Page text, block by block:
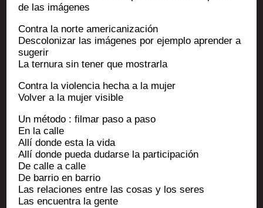
de las imágenes
Contra la norte americanización
Des­co­lo­ni­zar las imá­genes por ejem­plo apren­der a
sugerir
La ter­nu­ra sin tener que mostrarla
Contra la vio­len­cia hecha a la mujer
Vol­ver a la mujer visible
Un méto­do : fil­mar paso a paso
En la calle
Allí donde esta la vida
Allí donde pue­da dudarse la participación
De calle a calle
De bar­rio en barrio
Las rela­ciones entre las cosas y los seres
Las encuen­tra la gente